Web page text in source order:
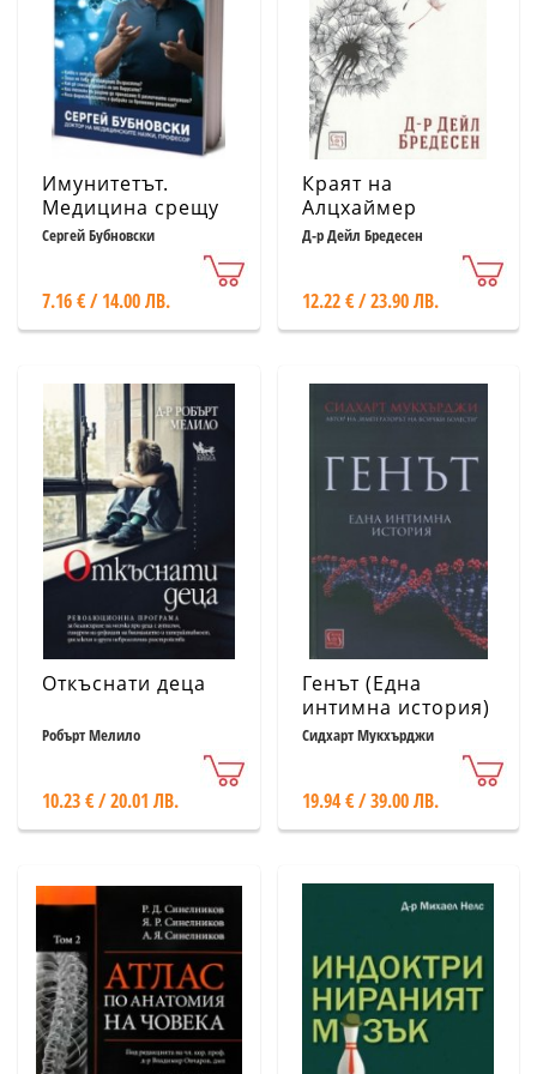
Имунитетът.
Медицина срещу
медицината
Сергей Бубновски
7.16 € / 14.00 ЛВ.
Краят на
Алцхаймер
Д-р Дейл Бредесен
12.22 € / 23.90 ЛВ.
Откъснати деца
Робърт Мелило
10.23 € / 20.01 ЛВ.
Генът (Една
интимна история)
Сидхарт Мукхърджи
19.94 € / 39.00 ЛВ.